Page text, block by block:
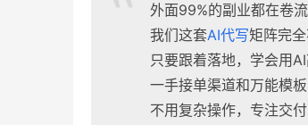
外面99%的副业都在卷
我们这套AI代写矩阵完
只要跟着落地，学会用
一手接单渠道和万能模
不用复杂操作，专注交